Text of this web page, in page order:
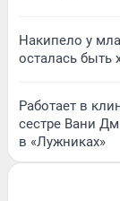
Накипело у
осталась быть
Работает в
сестре Вани
в «Лужниках»